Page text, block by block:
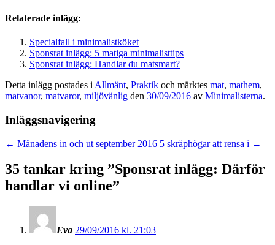
Relaterade inlägg:
Specialfall i minimalistköket
Sponsrat inlägg: 5 matiga minimalisttips
Sponsrat inlägg: Handlar du matsmart?
Detta inlägg postades i Allmänt, Praktik och märktes mat, mathem,
matvanor, matvaror, miljövänlig den 30/09/2016 av Minimalisterna.
Inläggsnavigering
← Månadens in och ut september 2016 5 skräphögar att rensa i →
35 tankar kring ”Sponsrat inlägg: Därför
handlar vi online”
Eva 29/09/2016 kl. 21:03